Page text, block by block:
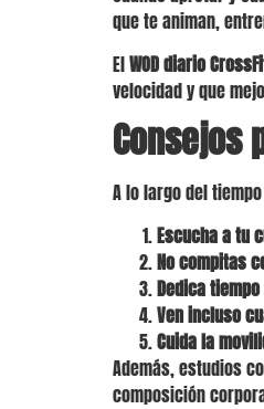
que te animan,
ElWOD diario
velocidad y que
Consejos
A lo largo del
Escucha a tu
No compitas
Dedica
Ven incluso
Cuida la
Además, estudios
composición